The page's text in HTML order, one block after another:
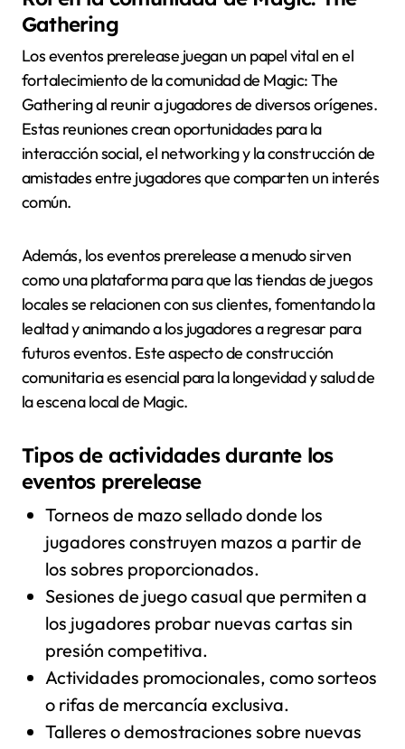
Gathering
Los eventos prerelease juegan un papel vital en el
fortalecimiento de la comunidad de Magic: The
Gathering al reunir a jugadores de diversos orígenes.
Estas reuniones crean oportunidades para la
interacción social, el networking y la construcción de
amistades entre jugadores que comparten un interés
común.
Además, los eventos prerelease a menudo sirven
como una plataforma para que las tiendas de juegos
locales se relacionen con sus clientes, fomentando la
lealtad y animando a los jugadores a regresar para
futuros eventos. Este aspecto de construcción
comunitaria es esencial para la longevidad y salud de
la escena local de Magic.
Tipos de actividades durante los
eventos prerelease
Torneos de mazo sellado donde los
jugadores construyen mazos a partir de
los sobres proporcionados.
Sesiones de juego casual que permiten a
los jugadores probar nuevas cartas sin
presión competitiva.
Actividades promocionales, como sorteos
o rifas de mercancía exclusiva.
Talleres o demostraciones sobre nuevas